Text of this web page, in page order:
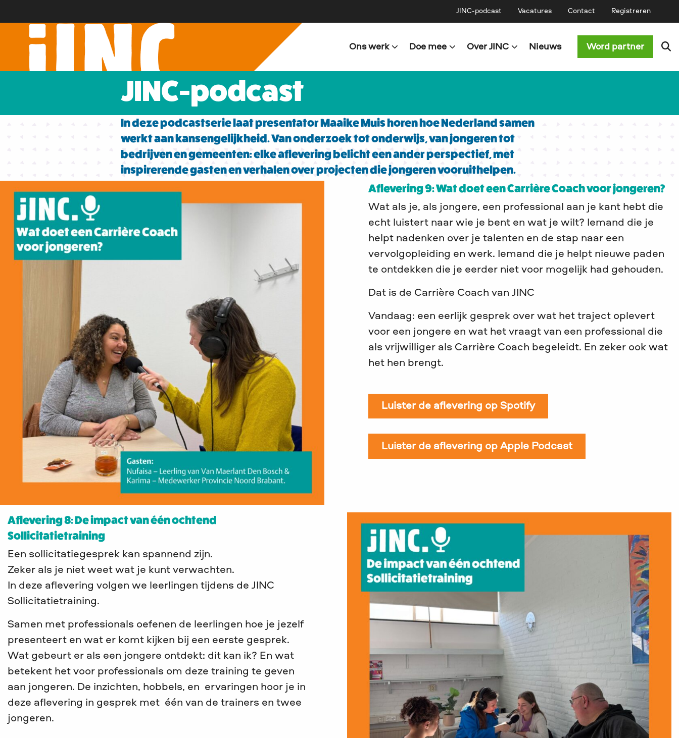
JINC-podcast Vacatures Contact Registreren
Ons werk Doe mee Over JINC Nieuws Word partner
JINC-podcast
In deze podcastserie laat presentator Maaike Muis horen hoe Nederland samen
werkt aan kansengelijkheid. Van onderzoek tot onderwijs, van jongeren tot
bedrijven en gemeenten: elke aflevering belicht een ander perspectief, met
inspirerende gasten en verhalen over projecten die jongeren vooruithelpen.
Aflevering 9: Wat doet een Carrière Coach voor jongeren?
Wat als je, als jongere, een professional aan je kant hebt die
echt luistert naar wie je bent en wat je wilt? Iemand die je
helpt nadenken over je talenten en de stap naar een
vervolgopleiding en werk. Iemand die je helpt nieuwe paden
te ontdekken die je eerder niet voor mogelijk had gehouden.
Dat is de Carrière Coach van JINC
Vandaag: een eerlijk gesprek over wat het traject oplevert
voor een jongere en wat het vraagt van een professional die
als vrijwilliger als Carrière Coach begeleidt. En zeker ook wat
het hen brengt.
Luister de aflevering op Spotify
Luister de aflevering op Apple Podcast
Aflevering 8: De impact van één ochtend
Sollicitatietraining
Een sollicitatiegesprek kan spannend zijn.
Zeker als je niet weet wat je kunt verwachten.
In deze aflevering volgen we leerlingen tijdens de JINC
Sollicitatietraining.
Samen met professionals oefenen de leerlingen hoe je jezelf
presenteert en wat er komt kijken bij een eerste gesprek.
Wat gebeurt er als een jongere ontdekt: dit kan ik? En wat
betekent het voor professionals om deze training te geven
aan jongeren. De inzichten, hobbels, en ervaringen hoor je in
deze aflevering in gesprek met één van de trainers en twee
jongeren.